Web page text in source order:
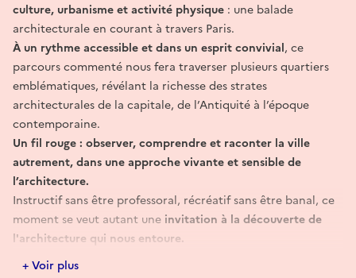
culture, urbanisme et activité physique : une balade
architecturale en courant à travers Paris.
À un rythme accessible et dans un esprit convivial, ce
parcours commenté nous fera traverser plusieurs quartiers
emblématiques, révélant la richesse des strates
architecturales de la capitale, de l’Antiquité à l’époque
contemporaine.
Un fil rouge : observer, comprendre et raconter la ville
autrement, dans une approche vivante et sensible de
l’architecture.
Instructif sans être professoral, récréatif sans être banal, ce
moment se veut autant une invitation à la découverte de
l'architecture qui nous entoure.
Attention :
+ Voir plus